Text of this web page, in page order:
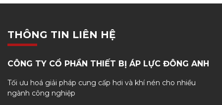
THÔNG TIN LIÊN HỆ
CÔNG TY CỔ PHẦN THIẾT BỊ ÁP LỰC ĐÔNG ANH
Tối ưu hoá giải pháp cung cấp hơi và khí nén cho nhiều
ngành công nghiệp